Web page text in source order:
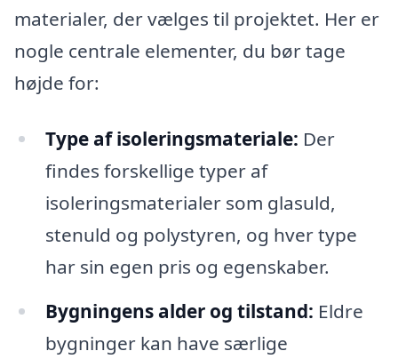
materialer, der vælges til projektet. Her er
nogle centrale elementer, du bør tage
højde for:
Type af isoleringsmateriale: Der
findes forskellige typer af
isoleringsmaterialer som glasuld,
stenuld og polystyren, og hver type
har sin egen pris og egenskaber.
Bygningens alder og tilstand: Eldre
bygninger kan have særlige